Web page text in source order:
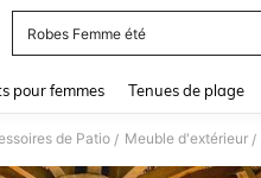
Robes Femme été
pour femmes Tenues de plage
de Patio / Meuble d'extérieur /